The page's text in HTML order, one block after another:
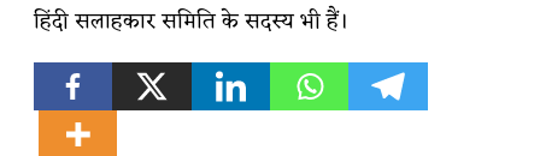
हिंदी सलाहकार समिति के सदस्य भी हैं।